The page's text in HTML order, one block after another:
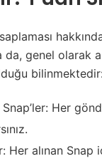
da, genel olarak
bilinmektedir:
Her
Her alınan Snap